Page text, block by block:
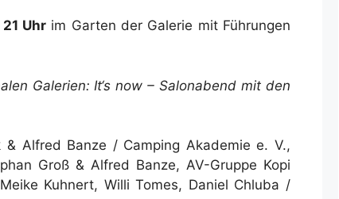
Uhr im Garten der Galerie mit Führungen
Galerien: It‘s now – Salonabend mit den
Alfred Banze / Camping Akademie e. V.,
Groß & Alfred Banze, AV-Gruppe Kopi
Kuhnert, Willi Tomes, Daniel Chluba /